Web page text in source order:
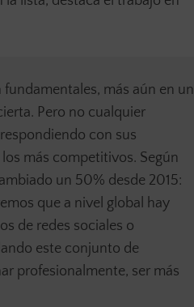
más aún en un
Pero no cualquier
con sus
más competitivos. Según
un 50% desde 2015:
que a nivel global hay
de redes sociales o
este conjunto de
profesionalmente, ser más